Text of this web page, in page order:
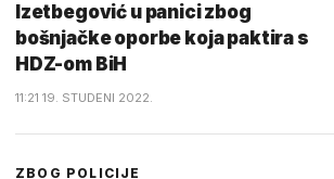
Izetbegović u panici zbog
bošnjačke oporbe koja paktira s
HDZ-om BiH
11:21 19. STUDENI 2022.
ZBOG POLICIJE